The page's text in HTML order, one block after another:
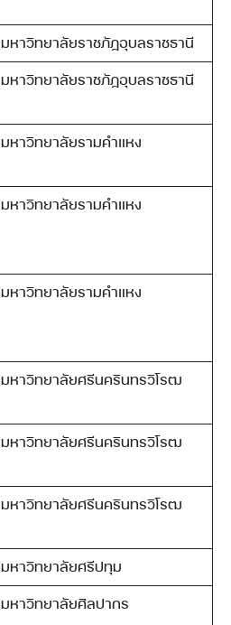
มหาวิทยาลัยราชภัฏอุบลราชธานี
มหาวิทยาลัยราชภัฏอุบลราชธานี
มหาวิทยาลัยรามคำแหง
มหาวิทยาลัยรามคำแหง
มหาวิทยาลัยรามคำแหง
มหาวิทยาลัยศรีนครินทรวิโรฒ
มหาวิทยาลัยศรีนครินทรวิโรฒ
มหาวิทยาลัยศรีนครินทรวิโรฒ
มหาวิทยาลัยศรีปทุม
มหาวิทยาลัยศิลปากร